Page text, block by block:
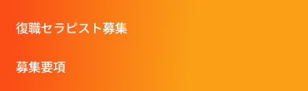
復職セラピスト募集
募集要項